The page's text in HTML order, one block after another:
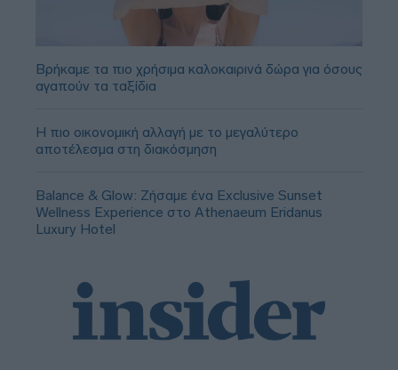
Βρήκαμε τα πιο χρήσιμα καλοκαιρινά δώρα για όσους
αγαπούν τα ταξίδια
Η πιο οικονομική αλλαγή με το μεγαλύτερο
αποτέλεσμα στη διακόσμηση
Balance & Glow: Ζήσαμε ένα Exclusive Sunset
Wellness Experience στο Athenaeum Eridanus
Luxury Hotel